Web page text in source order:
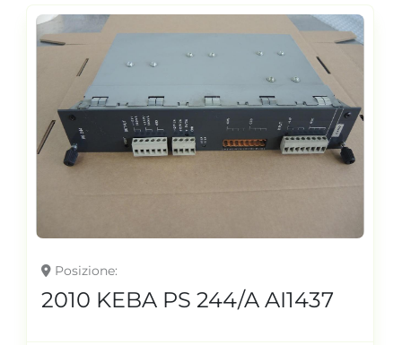
Posizione
2010 KEBA PS 244/A AI1437